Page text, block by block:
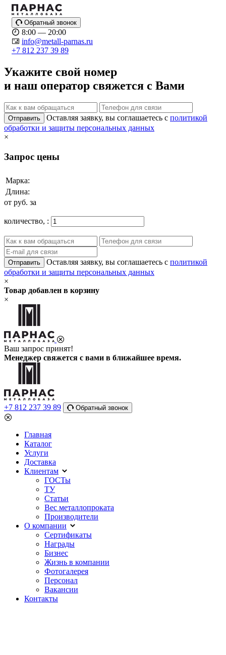
Обратный звонок
8:00 — 20:00
info@metall-parnas.ru
+7 812 237 39 89
Укажите свой номер
и наш оператор свяжется с Вами
Отправить Оставляя заявку, вы соглашаетесь с политикой
обработки и защиты персональных данных
×
Запрос цены
Марка:
Длина:
от руб. за
количество, :
Отправить Оставляя заявку, вы соглашаетесь с политикой
обработки и защиты персональных данных
×
Товар добавлен в корзину
×
Ваш запрос принят!
Менеджер свяжется с вами в ближайшее время.
+7 812 237 39 89 Обратный звонок
Главная
Каталог
Услуги
Доставка
Клиентам
ГОСТы
ТУ
Статьи
Вес металлопроката
Производители
О компании
Сертификаты
Награды
Бизнес
Жизнь в компании
Фотогалерея
Персонал
Вакансии
Контакты